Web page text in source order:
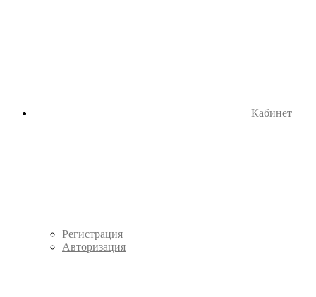
Кабинет
Регистрация
Авторизация